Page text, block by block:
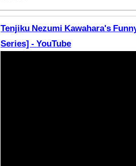
Tenjiku Nezumi Kawahara's
Series] - YouTube